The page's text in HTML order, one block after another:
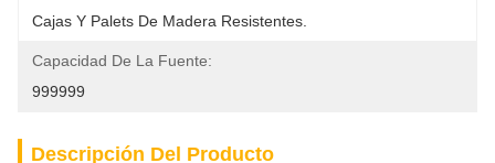
Cajas Y Palets De Madera Resistentes.
Capacidad De La Fuente:
999999
Descripción Del Producto